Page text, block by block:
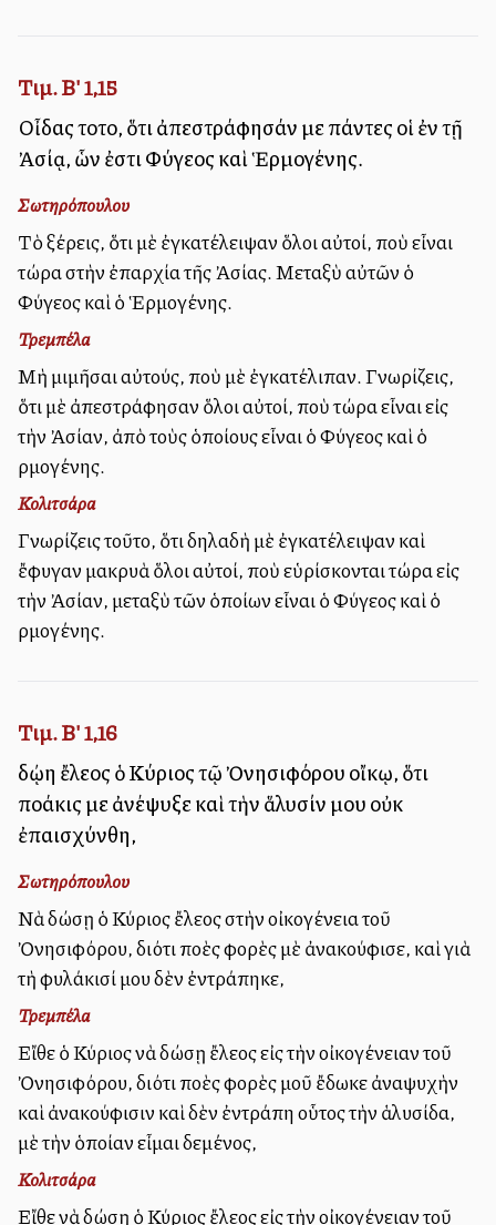
Τιμ. Β' 1,15
Οἶδας τοῦτο, ὅτι ἀπεστράφησάν με πάντες οἱ ἐν τῇ
Ἀσίᾳ, ὧν ἐστι Φύγελλος καὶ Ἑρμογένης.
Σωτηρόπουλου
Τὸ ξέρεις, ὅτι μὲ ἐγκατέλειψαν ὅλοι αὐτοί, ποὺ εἶναι
τώρα στὴν ἐπαρχία τῆς Ἀσίας. Μεταξὺ αὐτῶν ὁ
Φύγελλος καὶ ὁ Ἑρμογένης.
Τρεμπέλα
Μὴ μιμῆσαι αὐτούς, ποὺ μὲ ἐγκατέλιπαν. Γνωρίζεις,
ὅτι μὲ ἀπεστράφησαν ὅλοι αὐτοί, ποὺ τώρα εἶναι εἰς
τὴν Ἀσίαν, ἀπὸ τοὺς ὁποίους εἶναι ὁ Φύγελλος καὶ ὁ
Ἐρμογένης.
Κολιτσάρα
Γνωρίζεις τοῦτο, ὅτι δηλαδὴ μὲ ἐγκατέλειψαν καὶ
ἔφυγαν μακρυὰ ὅλοι αὐτοί, ποὺ εὑρίσκονται τώρα εἰς
τὴν Ἀσίαν, μεταξὺ τῶν ὁποίων εἶναι ὁ Φύγελλος καὶ ὁ
Ἐρμογένης.
Τιμ. Β' 1,16
δῴη ἔλεος ὁ Κύριος τῷ Ὀνησιφόρου οἴκῳ, ὅτι
πολλάκις με ἀνέψυξε καὶ τὴν ἅλυσίν μου οὐκ
ἐπαισχύνθη,
Σωτηρόπουλου
Νὰ δώσῃ ὁ Κύριος ἔλεος στὴν οἰκογένεια τοῦ
Ὀνησιφόρου, διότι πολλὲς φορὲς μὲ ἀνακούφισε, καὶ γιὰ
τὴ φυλάκισί μου δὲν ἐντράπηκε,
Τρεμπέλα
Εἴθε ὁ Κύριος νὰ δώσῃ ἔλεος εἰς τὴν οἰκογένειαν τοῦ
Ὀνησιφόρου, διότι πολλὲς φορὲς μοῦ ἔδωκε ἀναψυχὴν
καὶ ἀνακούφισιν καὶ δὲν ἐντράπη οὗτος τὴν ἁλυσίδα,
μὲ τὴν ὁποίαν εἶμαι δεμένος,
Κολιτσάρα
Εἴθε νὰ δώσῃ ὁ Κύριος ἔλεος εἰς τὴν οἰκογένειαν τοῦ